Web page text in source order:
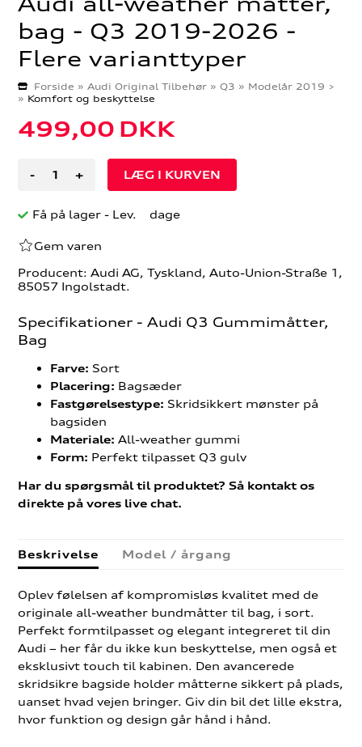
bag - Q3 2019-2026 -
Flere varianttyper
Forside »Audi Original Tilbehør » Q3 » Modelår 2019 >
» Komfort og beskyttelse
499,00 DKK
- +
Få på lager- Lev. dage
Gem varen
Producent: Audi AG, Tyskland, Auto-Union-Straße 1,
85057 Ingolstadt.
Specifikationer - Audi Q3 Gummimåtter,
Bag
Farve: Sort
Placering: Bagsæder
Fastgørelsestype: Skridsikkert mønster på
bagsiden
Materiale: All-weather gummi
Form: Perfekt tilpasset Q3 gulv
Har du spørgsmål til produktet? Så kontakt os
direkte på vores live chat.
Beskrivelse Model / årgang
Oplev følelsen af kompromisløs kvalitet med de
originale all-weather bundmåtter til bag, i sort.
Perfekt formtilpasset og elegant integreret til din
Audi – her får du ikke kun beskyttelse, men også et
eksklusivt touch til kabinen. Den avancerede
skridsikre bagside holder måtterne sikkert på plads,
uanset hvad vejen bringer. Giv din bil det lille ekstra,
hvor funktion og design går hånd i hånd.